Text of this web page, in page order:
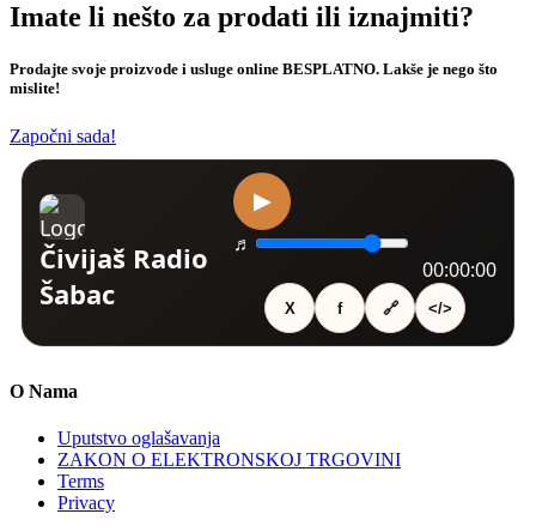
Imate li nešto za prodati ili iznajmiti?
Prodajte svoje proizvode i usluge online BESPLATNO. Lakše je nego što
mislite!
Započni sada!
O Nama
Uputstvo oglašavanja
ZAKON O ELEKTRONSKOJ TRGOVINI
Terms
Privacy